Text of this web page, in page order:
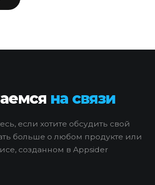
на связи
если хотите обсудить свой
больше о любом продукте или
созданном в Appsider